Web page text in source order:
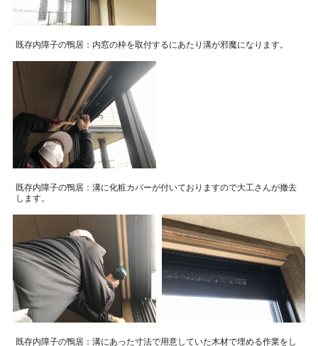
既存内障子の鴨居：内窓の枠を取付するにあたり溝が邪魔になります。
既存内障子の鴨居：溝に化粧カバーが付いておりますので大工さんが撤去
します。
既存内障子の鴨居：溝にあった寸法で用意していた木材で埋める作業をし